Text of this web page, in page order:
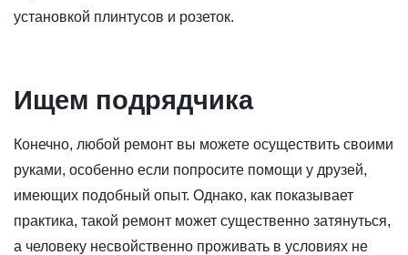
установкой плинтусов и розеток.
Ищем подрядчика
Конечно, любой ремонт вы можете осуществить своими
руками, особенно если попросите помощи у друзей,
имеющих подобный опыт. Однако, как показывает
практика, такой ремонт может существенно затянуться,
а человеку несвойственно проживать в условиях не